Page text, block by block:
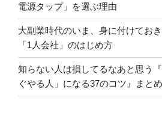
ギ
自
洗
濯
機
電源タップ」を選ぶ理由
大副業時代のいま、身に付けてお
「1人会社」のはじめ方
知らない人は損してるなあと思う
ぐやる人」になる37のコツ』まとめ